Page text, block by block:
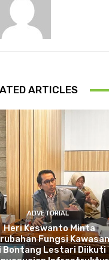
ARTICLES
ADVETORIAL
Heri Keswanto Minta
Fungsi
Bontang Lestari Diikuti